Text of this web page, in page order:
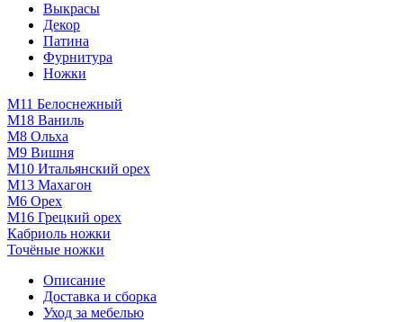
Выкрасы
Декор
Патина
Фурнитура
Ножки
М11 Белоснежный
М18 Ваниль
M8 Ольха
М9 Вишня
М10 Итальянский орех
М13 Махагон
М6 Орех
М16 Грецкий орех
Кабриоль ножки
Точёные ножки
Описание
Доставка и сборка
Уход за мебелью